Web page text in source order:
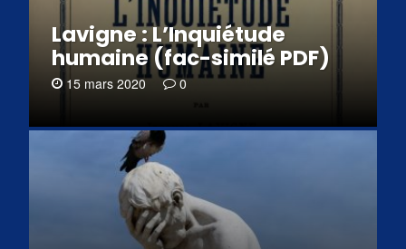
Lavigne : L’Inquiétude
humaine (fac-similé PDF)
15 mars 2020 0